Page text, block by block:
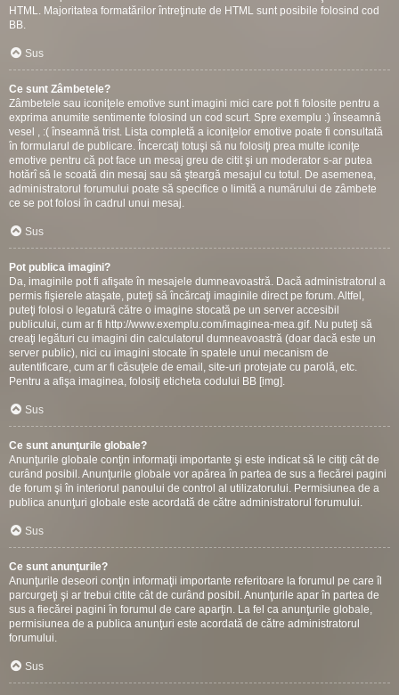
HTML. Majoritatea formatărilor întreţinute de HTML sunt posibile folosind cod
BB.
Sus
Ce sunt Zâmbetele?
Zâmbetele sau iconiţele emotive sunt imagini mici care pot fi folosite pentru a
exprima anumite sentimente folosind un cod scurt. Spre exemplu :) înseamnă
vesel , :( înseamnă trist. Lista completă a iconiţelor emotive poate fi consultată
în formularul de publicare. Încercaţi totuşi să nu folosiţi prea multe iconiţe
emotive pentru că pot face un mesaj greu de citit şi un moderator s-ar putea
hotărî să le scoată din mesaj sau să şteargă mesajul cu totul. De asemenea,
administratorul forumului poate să specifice o limită a numărului de zâmbete
ce se pot folosi în cadrul unui mesaj.
Sus
Pot publica imagini?
Da, imaginile pot fi afişate în mesajele dumneavoastră. Dacă administratorul a
permis fişierele ataşate, puteţi să încărcaţi imaginile direct pe forum. Altfel,
puteţi folosi o legatură către o imagine stocată pe un server accesibil
publicului, cum ar fi http://www.exemplu.com/imaginea-mea.gif. Nu puteţi să
creaţi legături cu imagini din calculatorul dumneavoastră (doar dacă este un
server public), nici cu imagini stocate în spatele unui mecanism de
autentificare, cum ar fi căsuţele de email, site-uri protejate cu parolă, etc.
Pentru a afişa imaginea, folosiţi eticheta codului BB [img].
Sus
Ce sunt anunţurile globale?
Anunţurile globale conţin informaţii importante şi este indicat să le citiţi cât de
curând posibil. Anunţurile globale vor apărea în partea de sus a fiecărei pagini
de forum şi în interiorul panoului de control al utilizatorului. Permisiunea de a
publica anunţuri globale este acordată de către administratorul forumului.
Sus
Ce sunt anunţurile?
Anunţurile deseori conţin informaţii importante referitoare la forumul pe care îl
parcurgeţi şi ar trebui citite cât de curând posibil. Anunţurile apar în partea de
sus a fiecărei pagini în forumul de care aparţin. La fel ca anunţurile globale,
permisiunea de a publica anunţuri este acordată de către administratorul
forumului.
Sus